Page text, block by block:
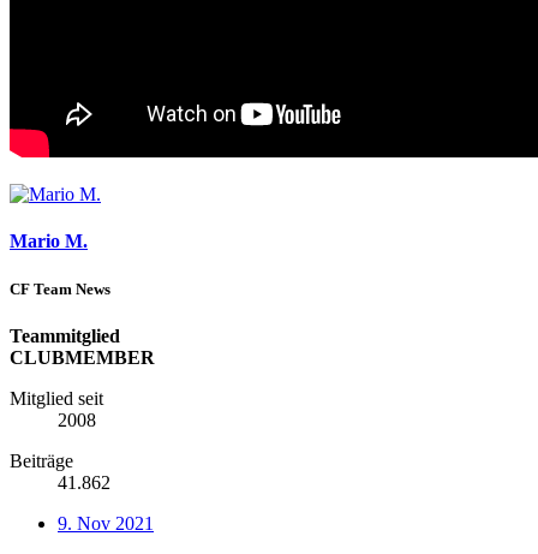
Mario M.
CF Team News
Teammitglied
CLUBMEMBER
Mitglied seit
2008
Beiträge
41.862
9. Nov 2021